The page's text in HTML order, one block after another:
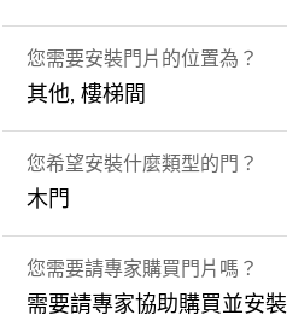
您需要安裝門片的位置為？
其他, 樓梯間
您希望安裝什麼類型的門？
木門
您需要請專家購買門片嗎？
需要請專家協助購買並安裝